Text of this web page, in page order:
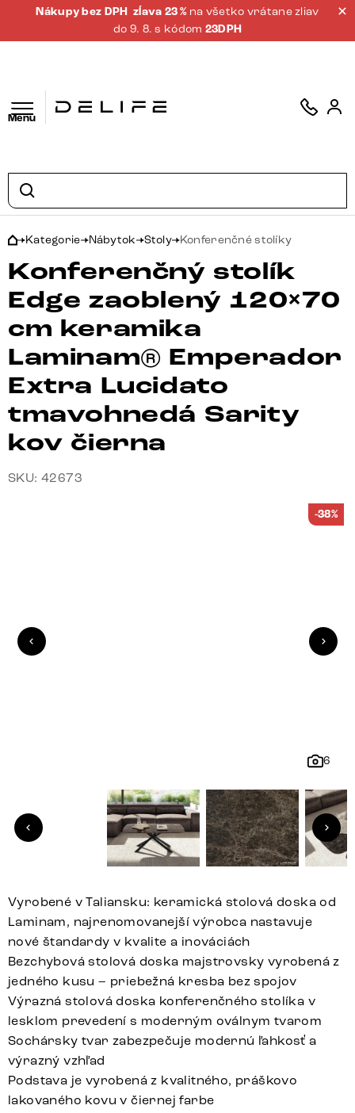
Nákupy bez DPH zĺava 23 % na všetko vrátane zliav
do 9. 8. s kódom 23DPH
Menu
Kategorie Nábytok Stoly Konferenčné stolíky
Konferenčný stolík
Edge zaoblený 120×70
cm keramika
Laminam® Emperador
Extra Lucidato
tmavohnedá Sarity
kov čierna
SKU: 42673
6
-38%
Vyrobené v Taliansku: keramická stolová doska od
Laminam, najrenomovanejší výrobca nastavuje
nové štandardy v kvalite a inováciách
Bezchybová stolová doska majstrovsky vyrobená z
jedného kusu – priebežná kresba bez spojov
Výrazná stolová doska konferenčného stolíka v
lesklom prevedení s moderným oválnym tvarom
Sochársky tvar zabezpečuje modernú ľahkosť a
výrazný vzhľad
Podstava je vyrobená z kvalitného, práškovo
lakovaného kovu v čiernej farbe